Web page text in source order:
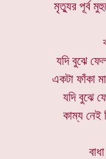
মৃত্যুর পূর্ব
যদি বুঝে
একটা ফাঁকা
যদি বুঝে
কাম্য নেই